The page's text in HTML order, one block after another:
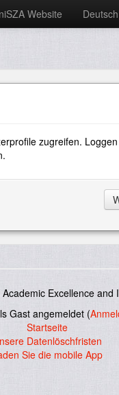
Website
zugreifen.
Excellence and
Gast angemeldet (
Startseite
Datenlöschfristen
Sie die mobile App